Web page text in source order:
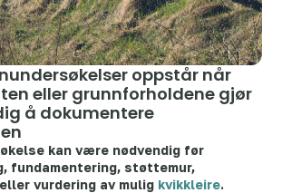
oppstår når
eller grunnforholdene gjør
å dokumentere
kan være nødvendig før
fundamentering, støttemur,
vurdering av mulig kvikkleire.